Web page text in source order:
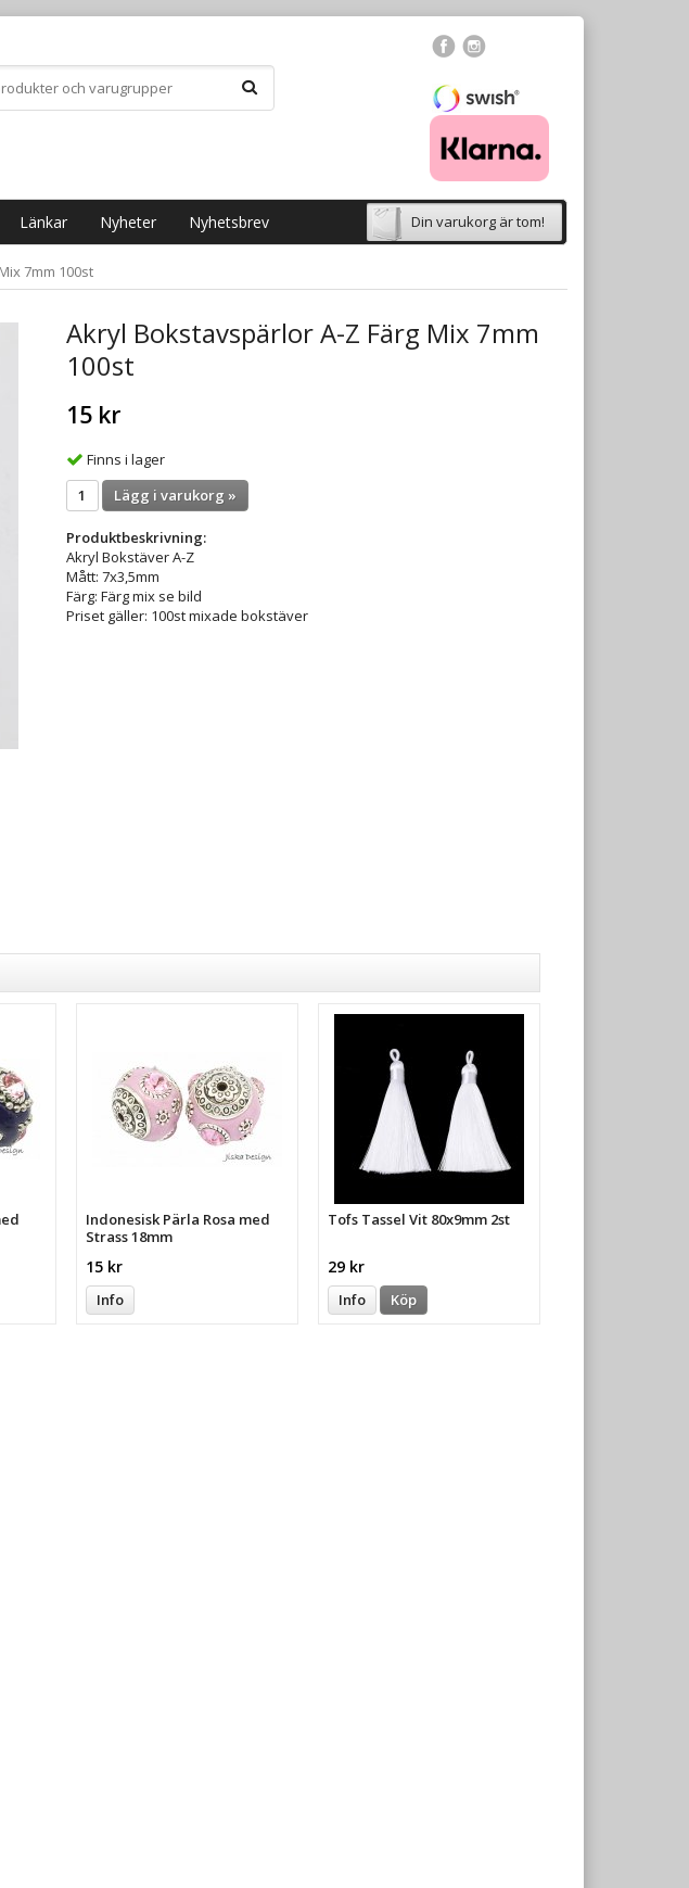
Länkar Nyheter Nyhetsbrev Din varukorg är tom!
7mm 100st
Akryl Bokstavspärlor A-Z Färg Mix 7mm
100st
15 kr
Finns i lager
Lägg i varukorg »
Produktbeskrivning:
Akryl Bokstäver A-Z
Mått: 7x3,5mm
Färg: Färg mix se bild
Priset gäller: 100st mixade bokstäver
Indonesisk Pärla Rosa med
Strass 18mm
15 kr
Info
Tofs Tassel Vit 80x9mm 2st
29 kr
Info Köp